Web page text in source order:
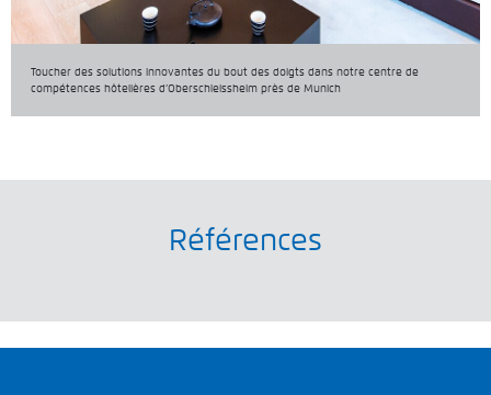
Toucher des solutions innovantes du bout des doigts dans notre centre de
compétences hôtelières d’Oberschleissheim près de Munich
Références